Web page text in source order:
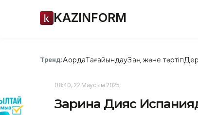
KAZINFORM
Тренд:АқордаТағайындауЗаң және тәртіп
08:40, 22 Маусым 2025
Зарина Дияс